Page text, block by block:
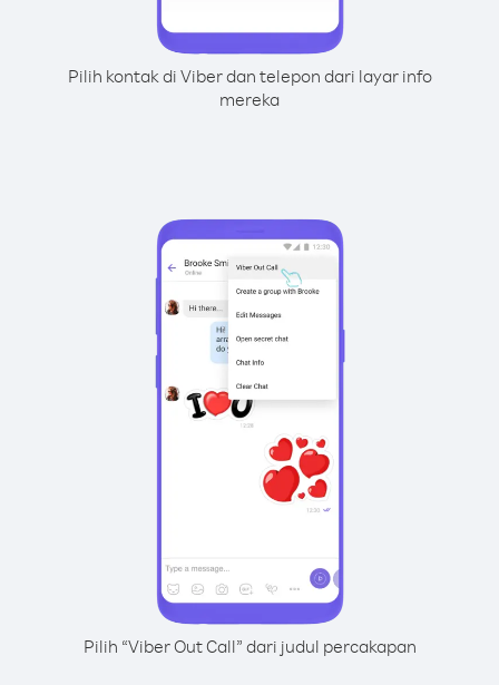
Pilih kontak di Viber dan telepon dari layar info
mereka
Pilih “Viber Out Call” dari judul percakapan